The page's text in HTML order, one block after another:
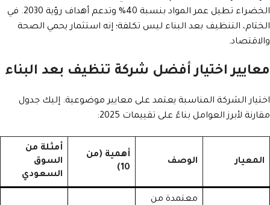
الخضراء تطيل عمر المواد بنسبة 40% وتدعم أهداف رؤية 2030. في
الختام، التنظيف بعد البناء ليس تكلفة؛ إنه استثمار يحمي الصحة
والاقتصاد.
معايير اختيار أفضل شركة تنظيف بعد البناء
اختيار الشركة المناسبة يعتمد على معايير موضوعية. إليك جدول
مقارنة لأبرز العوامل بناءً على تقييمات 2025:
المعيار الوصف
أهمية (من
10)
أمثلة من
السوق
السعودي
معتمدة من